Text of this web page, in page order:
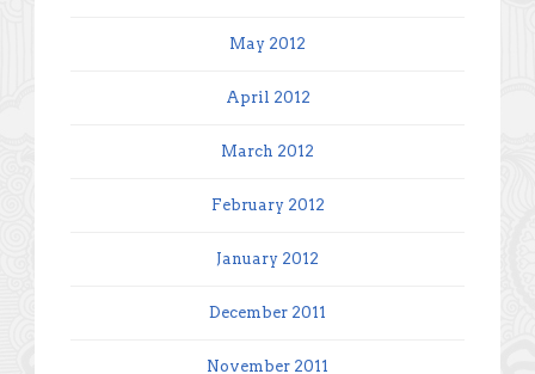
May 2012
April 2012
March 2012
February 2012
January 2012
December 2011
November 2011